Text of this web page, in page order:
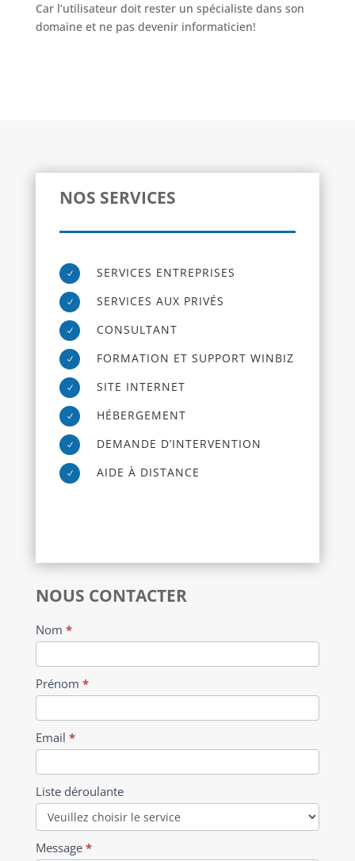
Car l’utilisateur doit rester un spécialiste dans son
domaine et ne pas devenir informaticien!
NOS SERVICES
N SERVICES ENTREPRISES
N SERVICES AUX PRIVÉS
N CONSULTANT
N FORMATION ET SUPPORT WINBIZ
N SITE INTERNET
N HÉBERGEMENT
N DEMANDE D’INTERVENTION
N AIDE À DISTANCE
NOUS CONTACTER
Formulaire
de
contact
-
Page
service
Nom *
Prénom *
Email *
Liste déroulante
Message *